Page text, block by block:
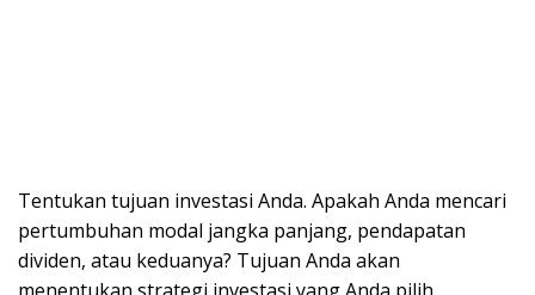
Tentukan tujuan investasi Anda. Apakah Anda mencari
pertumbuhan modal jangka panjang, pendapatan
dividen, atau keduanya? Tujuan Anda akan